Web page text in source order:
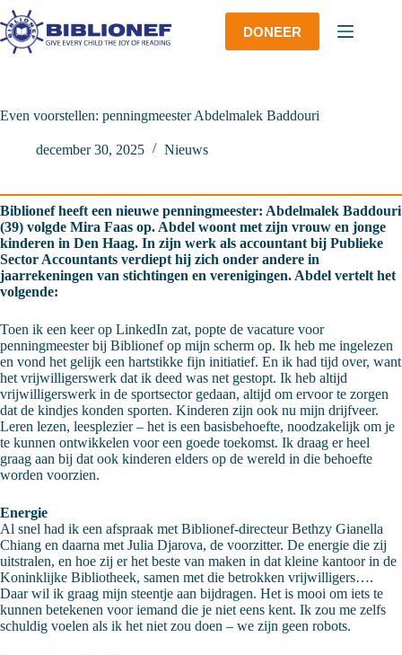
Ga
naar
de
inhoud
DONEER
Even voorstellen: penningmeester Abdelmalek Baddouri
december 30, 2025 Nieuws
Biblionef heeft een nieuwe penningmeester: Abdelmalek Baddouri
(39) volgde Mira Faas op. Abdel woont met zijn vrouw en jonge
kinderen in Den Haag. In zijn werk als accountant bij Publieke
Sector Accountants verdiept hij zich onder andere in
jaarrekeningen van stichtingen en verenigingen. Abdel vertelt het
volgende:
Toen ik een keer op LinkedIn zat, popte de vacature voor
penningmeester bij Biblionef op mijn scherm op. Ik heb me ingelezen
en vond het gelijk een hartstikke fijn initiatief. En ik had tijd over, want
het vrijwilligerswerk dat ik deed was net gestopt. Ik heb altijd
vrijwilligerswerk in de sportsector gedaan, altijd om ervoor te zorgen
dat de kindjes konden sporten. Kinderen zijn ook nu mijn drijfveer.
Leren lezen, leesplezier – het is een basisbehoefte, noodzakelijk om je
te kunnen ontwikkelen voor een goede toekomst. Ik draag er heel
graag aan bij dat ook kinderen elders op de wereld in die behoefte
worden voorzien.
Energie
Al snel had ik een afspraak met Biblionef-directeur Bethzy Gianella
Chiang en daarna met Julia Djarova, de voorzitter. De energie die zij
uitstralen, en hoe zij er het beste van maken in dat kleine kantoor in de
Koninklijke Bibliotheek, samen met die betrokken vrijwilligers….
Daar wil ik graag mijn steentje aan bijdragen. Het is mooi om iets te
kunnen betekenen voor iemand die je niet eens kent. Ik zou me zelfs
schuldig voelen als ik het niet zou doen – we zijn geen robots.